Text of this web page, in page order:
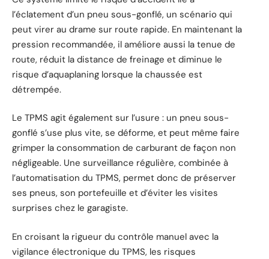
l’éclatement d’un pneu sous-gonflé, un scénario qui
peut virer au drame sur route rapide. En maintenant la
pression recommandée, il améliore aussi la tenue de
route, réduit la distance de freinage et diminue le
risque d’aquaplaning lorsque la chaussée est
détrempée.
Le TPMS agit également sur l’usure : un pneu sous-
gonflé s’use plus vite, se déforme, et peut même faire
grimper la consommation de carburant de façon non
négligeable. Une surveillance régulière, combinée à
l’automatisation du TPMS, permet donc de préserver
ses pneus, son portefeuille et d’éviter les visites
surprises chez le garagiste.
En croisant la rigueur du contrôle manuel avec la
vigilance électronique du TPMS, les risques